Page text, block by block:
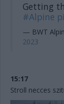
Getting
#Alpine
— BWT
2023
15:17
Stroll necces